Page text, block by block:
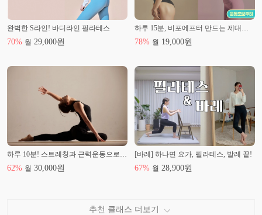
완벽한 S라인! 바디라인 필라테스
70% 월 29,000원 78% 월 19,000원
하루 10분! 스트레칭과 근력운동으로 건강찾기
62% 월 30,000원
[바레] 하나면 요가, 필라테스, 발레 끝!
67% 월 28,900원
추천 클래스 더보기